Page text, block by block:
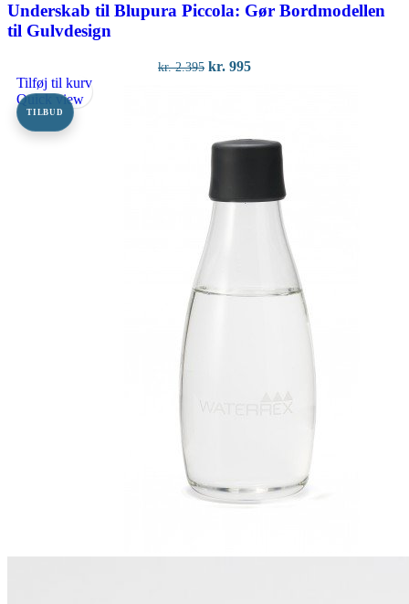
Underskab til Blupura Piccola: Gør Bordmodellen
til Gulvdesign
kr.2.395 Den
kr. 995Den
Tilføj til kurv
Quick view
TILBUD